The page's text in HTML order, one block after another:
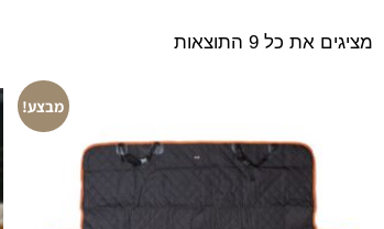
מציגים את כל ⁦9⁩ התוצאות
מבצע!